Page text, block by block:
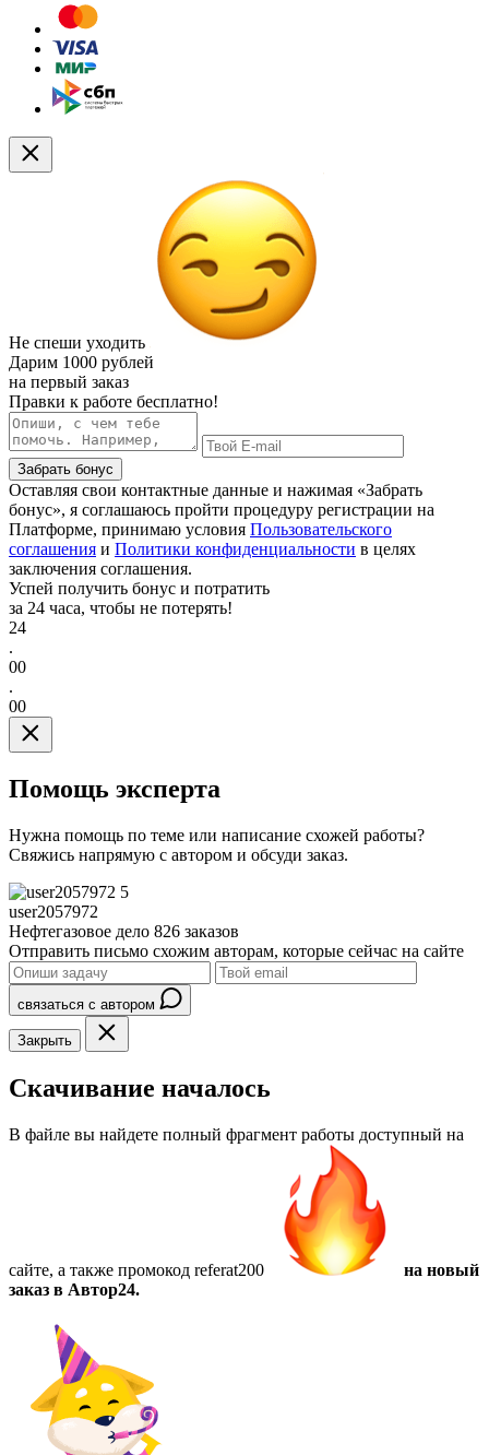
Не спеши уходить
Дарим 1000 рублей
на первый заказ
Правки к работе бесплатно!
Забрать бонус
Оставляя свои контактные данные и нажимая «Забрать
бонус», я соглашаюсь пройти процедуру регистрации на
Платформе, принимаю условия Пользовательского
соглашения и Политики конфиденциальности в целях
заключения соглашения.
Успей получить бонус и потратить
за 24 часа, чтобы не потерять!
24
.
00
.
00
Помощь эксперта
Нужна помощь по теме или написание схожей работы?
Свяжись напрямую с автором и обсуди заказ.
5
user2057972
Нефтегазовое дело 826 заказов
Отправить письмо схожим авторам, которые сейчас на сайте
связаться с автором
Закрыть
Скачивание началось
В файле вы найдете полный фрагмент работы доступный на
сайте, а также промокод referat200
на новый
заказ в Автор24.